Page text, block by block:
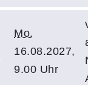
Mo.
16.08.2027,
9.00 Uhr